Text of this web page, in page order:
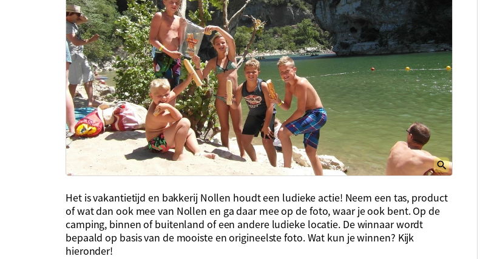
Het is vakantietijd en bakkerij Nollen houdt een ludieke actie! Neem een tas, product
of wat dan ook mee van Nollen en ga daar mee op de foto, waar je ook bent. Op de
camping, binnen of buitenland of een andere ludieke locatie. De winnaar wordt
bepaald op basis van de mooiste en origineelste foto. Wat kun je winnen? Kijk
hieronder!